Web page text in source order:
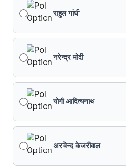
श्रद्धांजलि अर्पित
राहुल गांधी
नरेन्द्र मोदी
योगी आदित्यनाथ
अरविन्द केजरीवाल